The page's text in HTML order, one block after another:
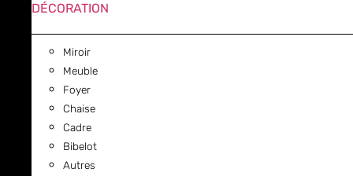
DÉCORATION
Miroir
Meuble
Foyer
Chaise
Cadre
Bibelot
Autres